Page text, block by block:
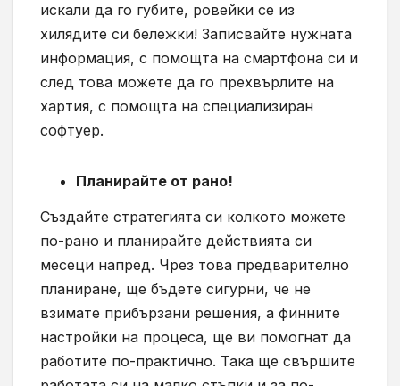
искали да го губите, ровейки се из
хилядите си бележки! Записвайте нужната
информация, с помощта на смартфона си и
след това можете да го прехвърлите на
хартия, с помощта на специализиран
софтуер.
Планирайте от рано!
Създайте стратегията си колкото можете
по-рано и планирайте действията си
месеци напред. Чрез това предварително
планиране, ще бъдете сигурни, че не
взимате прибързани решения, а финните
настройки на процеса, ще ви помогнат да
работите по-практично. Така ще свършите